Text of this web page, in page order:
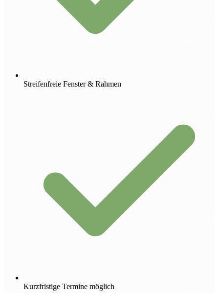
Streifenfreie Fenster & Rahmen
Kurzfristige Termine möglich